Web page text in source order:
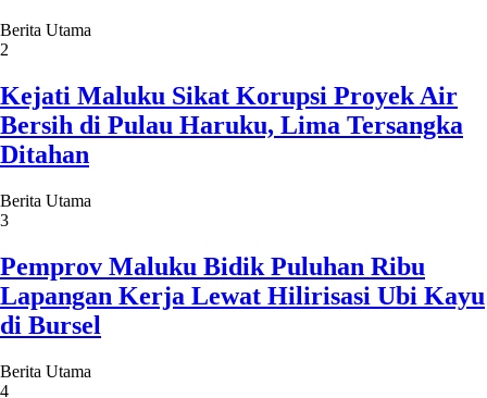
Berita Utama
2
Kejati Maluku Sikat Korupsi Proyek Air
Bersih di Pulau Haruku, Lima Tersangka
Ditahan
Berita Utama
3
Pemprov Maluku Bidik Puluhan Ribu
Lapangan Kerja Lewat Hilirisasi Ubi Kayu
di Bursel
Berita Utama
4